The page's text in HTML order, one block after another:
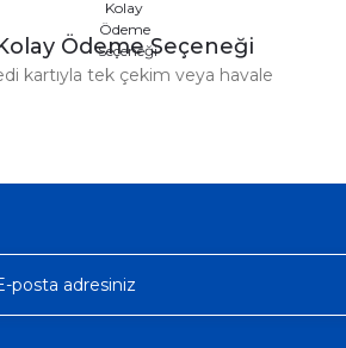
saatimede tam oldu
Ödeme Seçeneği
kartıyla tek çekim veya havale